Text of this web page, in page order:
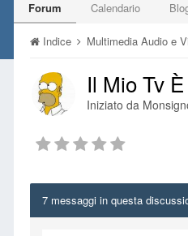
Forum Calendario
Indice Multimedia Audio e
Il Mio Tv
Iniziato da
7 messaggi in questa